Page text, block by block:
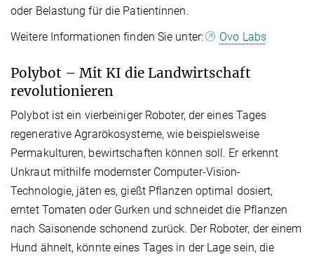
oder Belastung für die Patientinnen.
Weitere Informationen finden Sie unter:
Ovo Labs
Polybot – Mit KI die Landwirtschaft
revolutionieren
Polybot ist ein vierbeiniger Roboter, der eines Tages
regenerative Agrarökosysteme, wie beispielsweise
Permakulturen, bewirtschaften können soll. Er erkennt
Unkraut mithilfe modernster Computer-Vision-
Technologie, jäten es, gießt Pflanzen optimal dosiert,
erntet Tomaten oder Gurken und schneidet die Pflanzen
nach Saisonende schonend zurück. Der Roboter, der einem
Hund ähnelt, könnte eines Tages in der Lage sein, die